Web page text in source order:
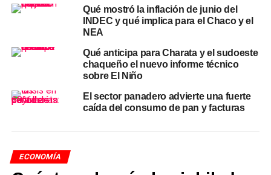
cercano a los 47 kilos por habitante al año, prácticamente
igualando a la vacuna por primera vez en la historia
reciente. La diferencia de precio lo explica: el kilo de
asado ronda los $18.569, mientras que elpollose
consigue cerca de los $5.048 y el pechito de cerdo
alrededor de los $9.151. Un kilo de asado equivale, en la
práctica, a cuatro kilos de pollo o dos de cerdo. El
consumo de cerdo, por su parte, superó los 19,5 kilos per
En términos de producción, entre enero y mayo se
Qué mostró la inflación de junio del
INDEC y qué implica para el Chaco y el
NEA
Qué anticipa para Charata y el sudoeste
chaqueño el nuevo informe técnico
sobre El Niño
El sector panadero advierte una fuerte
caída del consumo de pan y facturas
ECONOMÍA